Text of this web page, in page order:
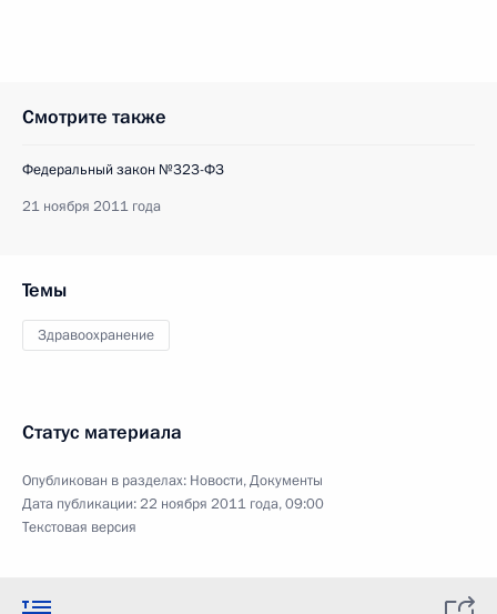
Смотрите также
Федеральный закон №323-ФЗ
21 ноября 2011 года
Темы
Здравоохранение
Статус материала
Опубликован в разделах: Новости,Документы
Дата публикации:22 ноября 2011 года, 09:00
Текстовая версия